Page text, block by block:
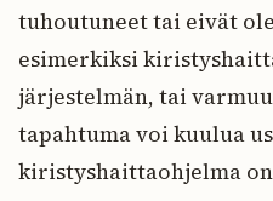
tuhoutuneet tai eivät
esimerkiksi
järjestelmän, tai
tapahtuma voi kuulua
kiristyshaittaohjelma